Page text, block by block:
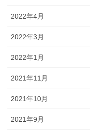
2022年4月
2022年3月
2022年1月
2021年11月
2021年10月
2021年9月